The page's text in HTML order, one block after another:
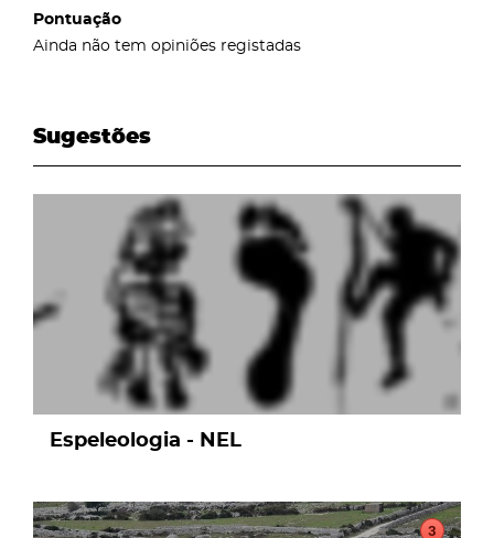
Pontuação
Ainda não tem opiniões registadas
Sugestões
Espeleologia - NEL
page